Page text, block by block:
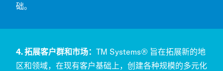
础。
4.拓展客户群和市场： TM Systems® 旨在拓展新的地
区和领域，在现有客户基础上，创建各种规模的多元化